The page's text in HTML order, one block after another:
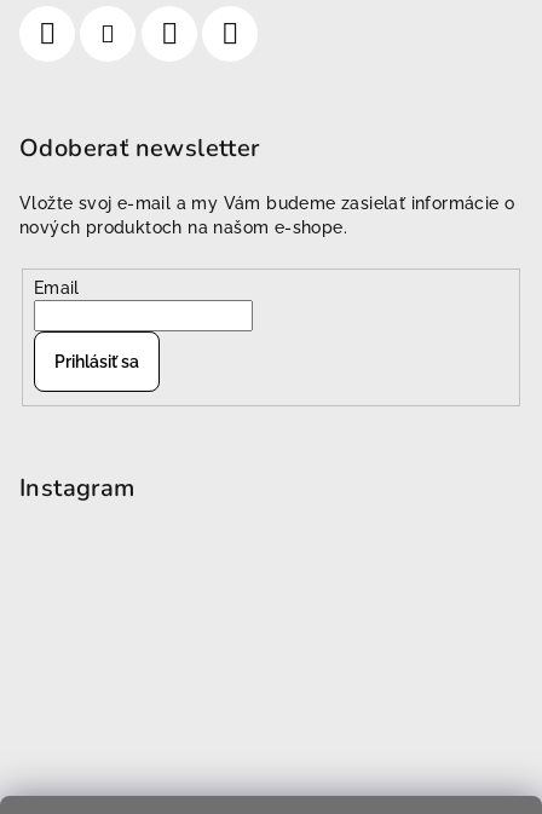
Odoberať newsletter
Vložte svoj e-mail a my Vám budeme zasielať informácie o
nových produktoch na našom e-shope.
Email
Prihlásiť sa
Instagram